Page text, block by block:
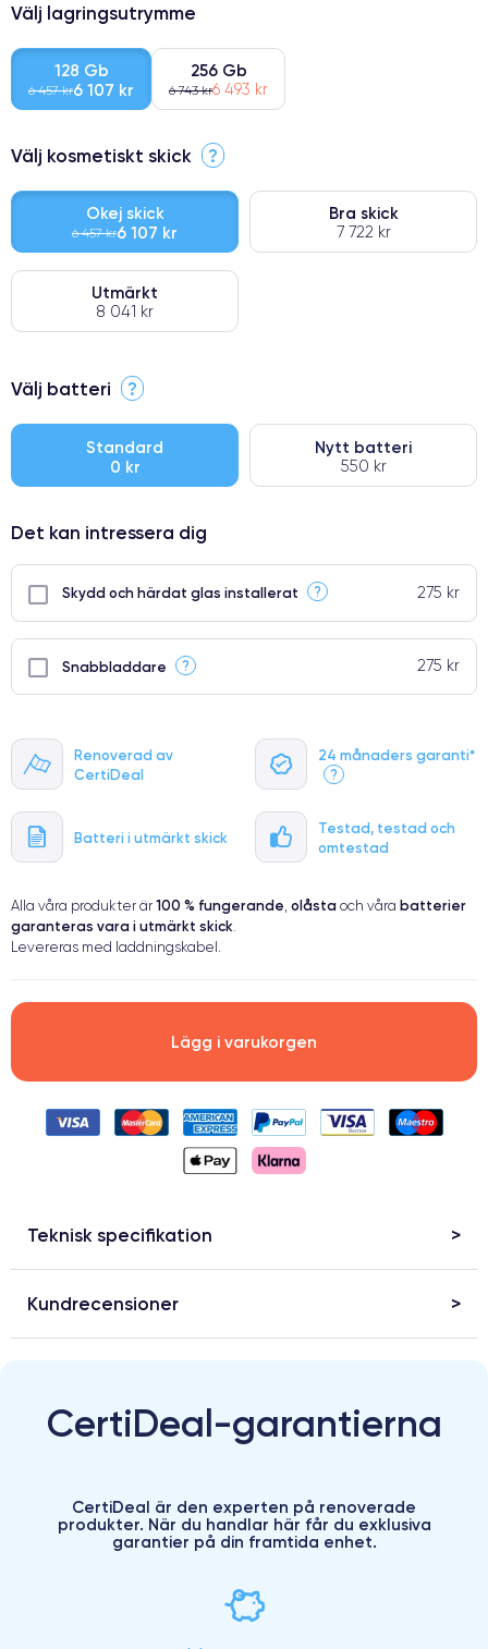
Renoverad av
CertiDeal
24 månaders garanti*
?
Batteri i utmärkt skick
Testad, testad och
omtestad
Välj lagringsutrymme
128 Gb
6 457 kr6 107 kr
256 Gb
6 743 kr6 493 kr
Välj kosmetiskt skick ?
Okej skick
6 457 kr6 107 kr
Bra skick
7 722 kr
Utmärkt
8 041 kr
⭐ Premium
● Oklanderlig kvalitetsskärm
● Endast 5% av våra telefoner har premiumklassning
Välj batteri ?
Standard
0 kr
Nytt batteri
550 kr
Det kan intressera dig
Skydd och härdat glas installerat ? 275 kr
Snabbladdare ? 275 kr
Alla våra produkter är 100 % fungerande, olåsta och våra batterier
garanteras vara i utmärkt skick.
Levereras med laddningskabel.
Lägg i varukorgen
Teknisk specifikation
Kundrecensioner
CertiDeal-garantierna
CertiDeal är den experten på renoverade
produkter. När du handlar här får du exklusiva
garantier på din framtida enhet.